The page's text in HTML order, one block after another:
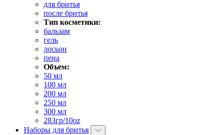
для бритья
после бритья
Тип косметики:
бальзам
гель
лосьон
пена
Объем:
50 мл
100 мл
200 мл
250 мл
300 мл
283гр/10oz
Наборы для бритья